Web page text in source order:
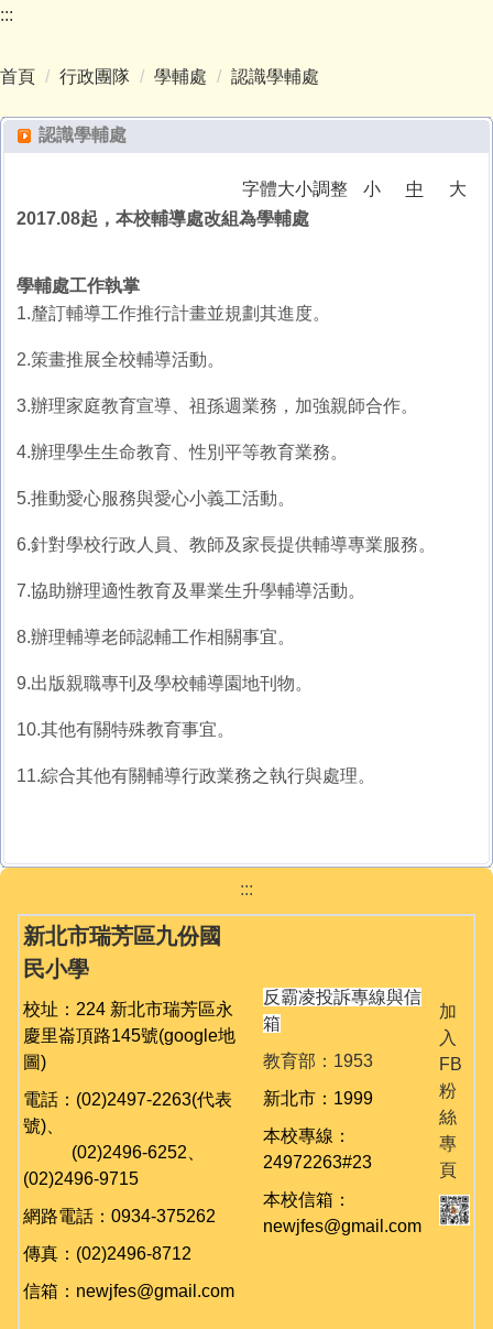
:::
首頁 行政團隊 學輔處 認識學輔處
認識學輔處
字體大小調整 小 中
大
2017.08起，本校輔導處改組為學輔處
學輔處工作執掌
1.釐訂輔導工作推行計畫並規劃其進度。
2.策畫推展全校輔導活動。
3.辦理家庭教育宣導、祖孫週業務，加強親師合作。
4.辦理學生生命教育、性別平等教育業務。
5.推動愛心服務與愛心小義工活動。
6.針對學校行政人員、教師及家長提供輔導專業服務。
7.協助辦理適性教育及畢業生升學輔導活動。
8.辦理輔導老師認輔工作相關事宜。
9.出版親職專刊及學校輔導園地刊物。
10.其他有關特殊教育事宜。
11.綜合其他有關輔導行政業務之執行與處理。
:::
新北市瑞芳區九份國
民小學
校址：224 新北市瑞芳區永
慶里崙頂路145號(google地
圖)
電話：(02)2497-2263(代表
號)、
(02)2496-6252、
(02)2496-9715
網路電話：0934-375262
傳真：(02)2496-8712
信箱：newjfes@gmail.com
反霸凌投訴專線與信
箱
教育部：1953
新北市：1999
本校專線：
24972263#23
本校信箱：
newjfes@gmail.com
加
入
FB
粉
絲
專
頁